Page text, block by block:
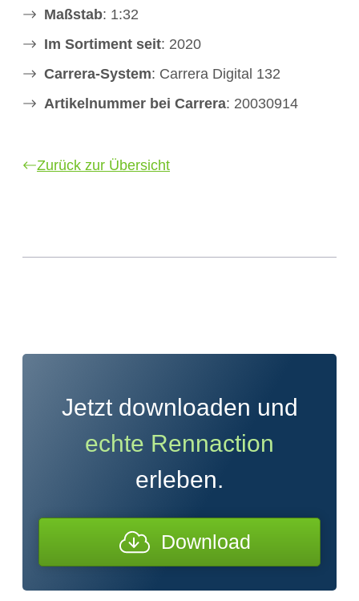
Maßstab: 1:32
Im Sortiment seit: 2020
Carrera-System: Carrera Digital 132
Artikelnummer bei Carrera: 20030914
Zurück zur Übersicht
Jetzt downloaden und
echte Rennaction
erleben.
Download